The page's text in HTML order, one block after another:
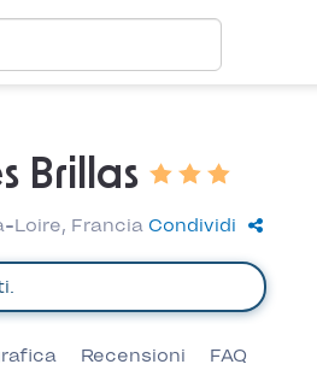
Brillas
Loire, Francia Condividi
Recensioni FAQ